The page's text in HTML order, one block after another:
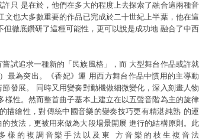
只 是在於，他們在多大的程度上去探索了融合這兩種音
文也大多數重要的作品已完成於二十世紀上半葉，他在這
但徹底鑽研了這種可能性，更可以說是成功地 融合了中西
試追求一種新的「民族風格」，而 大型舞台作品或許就
最為突出。《香妃》運 用西方舞台作品中慣用的主導動
發展。 同時又用變奏對動機做細微變化，深入刻畫人物
樣性。然而整首曲子基本上建立在以五聲音階為主的旋律
描繪性，對傳統中國音樂的變奏技巧更有精湛純熟 的運
技法，更被用來做為大段場景開展 進行的結構原則。此
樣的複調音樂手法以及東 方音樂的枝生複音法